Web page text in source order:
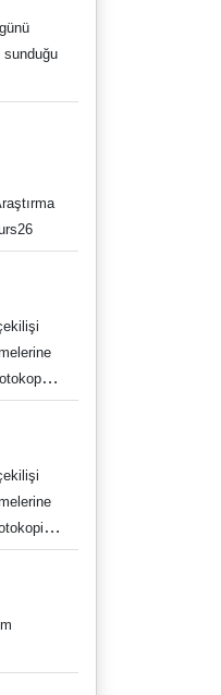
e-
sunduğu
kabul
kabul